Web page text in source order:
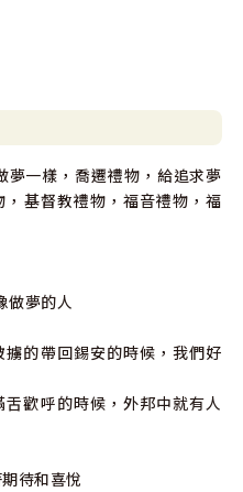
一樣，喬遷禮物，給追求夢
基督教禮物，福音禮物，福
夢的人
的帶回錫安的時候，我們好
歡呼的時候，外邦中就有人
待和喜悅